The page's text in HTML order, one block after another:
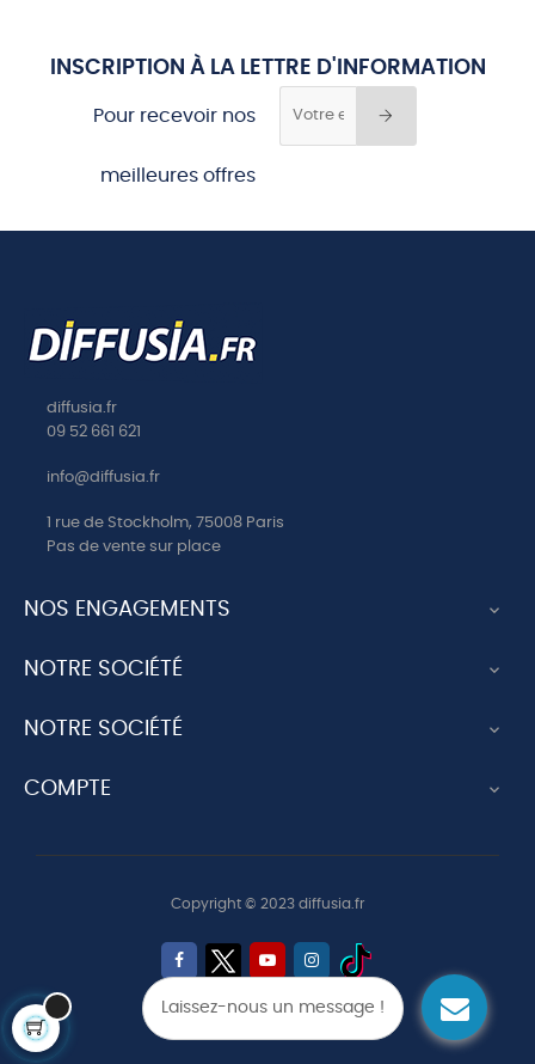
Laissez-nous un message !
INSCRIPTION À LA LETTRE D'INFORMATION
Pour recevoir nos
meilleures offres
diffusia.fr
09 52 661 621
info@diffusia.fr
1 rue de Stockholm, 75008 Paris
Pas de vente sur place
NOS ENGAGEMENTS 
NOTRE SOCIÉTÉ 
NOTRE SOCIÉTÉ 
COMPTE 
Copyright © 2023 diffusia.fr